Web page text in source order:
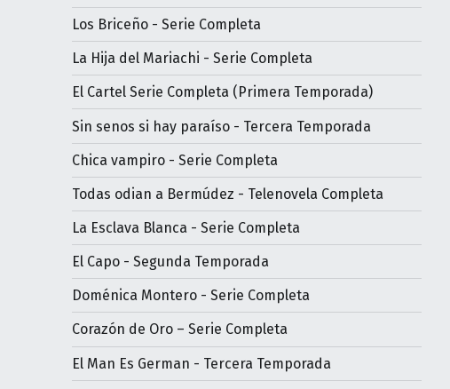
Los Briceño - Serie Completa
La Hija del Mariachi - Serie Completa
El Cartel Serie Completa (Primera Temporada)
Sin senos si hay paraíso - Tercera Temporada
Chica vampiro - Serie Completa
Todas odian a Bermúdez - Telenovela Completa
La Esclava Blanca - Serie Completa
El Capo - Segunda Temporada
Doménica Montero - Serie Completa
Corazón de Oro – Serie Completa
El Man Es German - Tercera Temporada